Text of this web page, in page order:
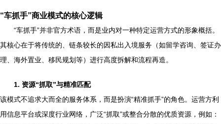
“车抓手”商业模式的核心逻辑
“车抓手”并非官方术语，而是业内对一种特定运营方式的形象概括。
其核心在于将传统的、链条较长的因私出入境服务（如留学咨询、签证办
理、海外置业、移民规划等）进行高度拆解和流程再造。
1. 资源“抓取”与精准匹配
该模式不追求大而全的服务体系，而是扮演“精准抓手”的角色。运营方利
用信息平台或深度行业网络，广泛“抓取”或整合分散的优质资源，例如：